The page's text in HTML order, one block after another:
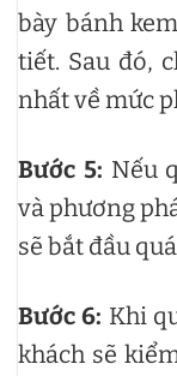
bày bánh
tiết. Sau đó,
nhất về mức
Bước 5: Nếu
và phương
sẽ bắt đầu
Bước 6: Khi
khách sẽ